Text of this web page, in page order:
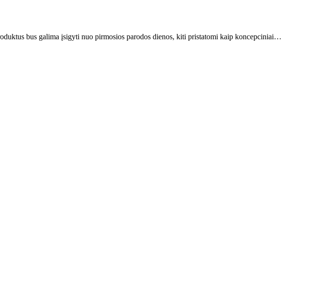
bus galima įsigyti nuo pirmosios parodos dienos, kiti pristatomi kaip koncepciniai…